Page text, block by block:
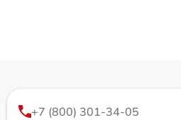
+7 (800) 301-34-05